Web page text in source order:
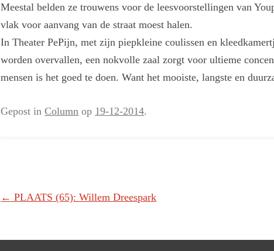
Meestal belden ze trouwens voor de leesvoorstellingen van
vlak voor aanvang van de straat moest halen.
In Theater PePijn, met zijn piepkleine coulissen en
worden overvallen, een nokvolle zaal zorgt voor ultieme
mensen is het goed te doen. Want het mooiste, langste en
Gepost inColumn op 19-12-2014.
Berichtnavigatie
← PLAATS (65): Willem Dreespark